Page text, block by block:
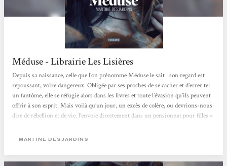
Méduse - Librairie Les Lisières
Depuis sa naissance, celle que l’on prénomme Méduse le sait : son regard est
repoussant, voire dangereux. Obligée par ses proches de se cacher et d’errer tel
un fantôme, elle se réfugie alors dans les livres et toute l’évasion qu’ils peuvent
offrir à son esprit. Mais voilà qu’un jour, un excès de colère, ou devrions-nous
dire de rébellion et de vie, l’envoie directement dans un pensionnat pour filles «
famille se refusent d’assumer et d’aimer. C’est...
MARTINE DESJARDINS